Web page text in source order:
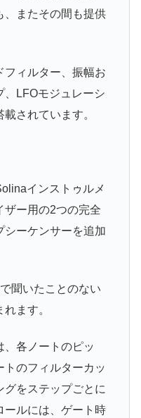
、またその間も提供
フィルター、振幅お
、LFOモジュレーシ
載されています。
インストゥルメ
ザー用の2つの完全
シーケンサーを追加
聞いたことのない
ます。
、各ノートのピッ
のフィルターカッ
グをステップごとに
ールには、ゲート時